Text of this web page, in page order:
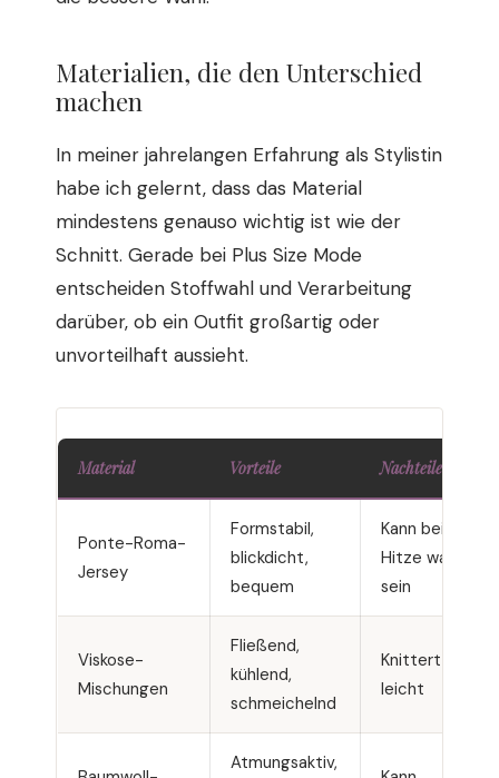
Materialien, die den Unterschied
machen
In meiner jahrelangen Erfahrung als Stylistin
habe ich gelernt, dass das Material
mindestens genauso wichtig ist wie der
Schnitt. Gerade bei Plus Size Mode
entscheiden Stoffwahl und Verarbeitung
darüber, ob ein Outfit großartig oder
unvorteilhaft aussieht.
Material Vorteile Nachteile
Ponte-Roma-
Jersey
Formstabil,
blickdicht,
bequem
Kann bei
Hitze warm
sein
Viskose-
Mischungen
Fließend,
kühlend,
schmeichelnd
Knittert
leicht
Atmungsaktiv,